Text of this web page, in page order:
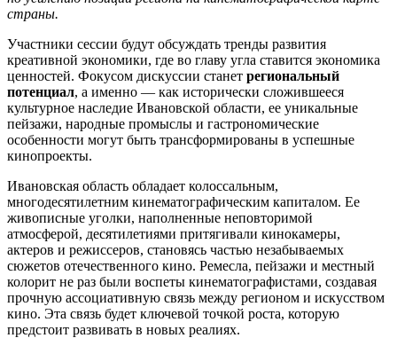
страны.
Участники сессии будут обсуждать тренды развития
креативной экономики, где во главу угла ставится экономика
ценностей. Фокусом дискуссии станет региональный
потенциал, а именно — как исторически сложившееся
культурное наследие Ивановской области, ее уникальные
пейзажи, народные промыслы и гастрономические
особенности могут быть трансформированы в успешные
кинопроекты.
Ивановская область обладает колоссальным,
многодесятилетним кинематографическим капиталом. Ее
живописные уголки, наполненные неповторимой
атмосферой, десятилетиями притягивали кинокамеры,
актеров и режиссеров, становясь частью незабываемых
сюжетов отечественного кино. Ремесла, пейзажи и местный
колорит не раз были воспеты кинематографистами, создавая
прочную ассоциативную связь между регионом и искусством
кино. Эта связь будет ключевой точкой роста, которую
предстоит развивать в новых реалиях.